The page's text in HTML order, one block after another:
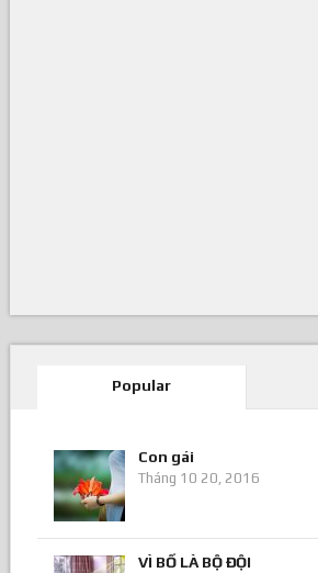
Popular
Con gái
Tháng 10 20, 2016
VÌ BỐ LÀ BỘ ĐỘI